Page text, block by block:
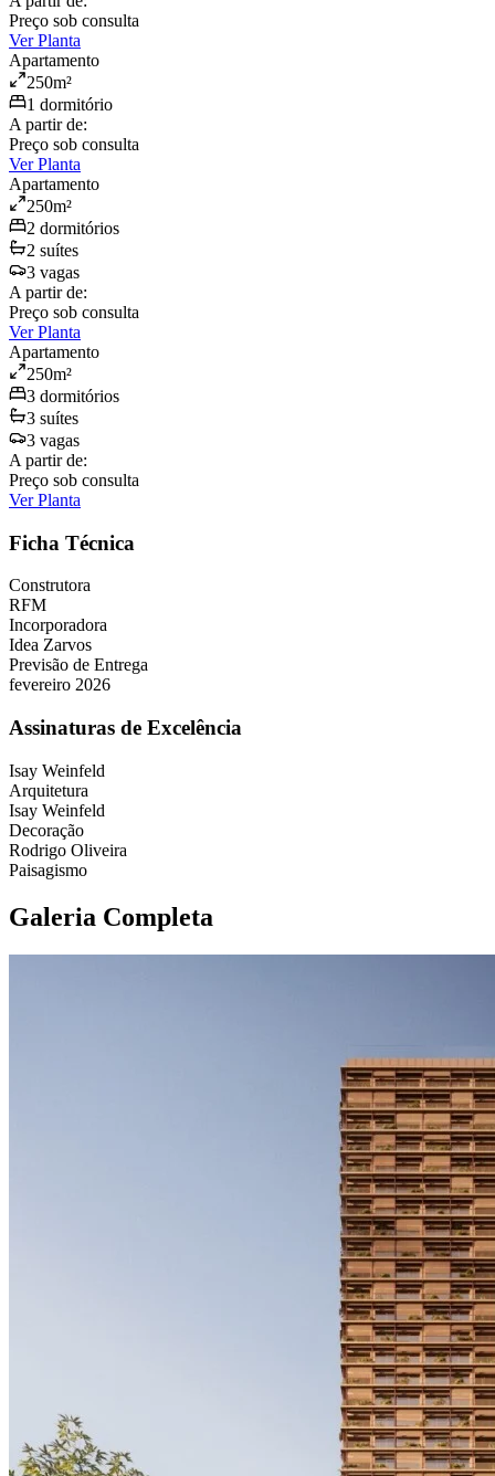
Preço sob consulta
Ver Planta
Apartamento
250m²
1 dormitório
A partir de:
Preço sob consulta
Ver Planta
Apartamento
250m²
2 dormitórios
2 suítes
3 vagas
A partir de:
Preço sob consulta
Ver Planta
Apartamento
250m²
3 dormitórios
3 suítes
3 vagas
A partir de:
Preço sob consulta
Ver Planta
Ficha Técnica
Construtora
RFM
Incorporadora
Idea Zarvos
Previsão de Entrega
fevereiro 2026
Assinaturas de Excelência
Isay Weinfeld
Arquitetura
Isay Weinfeld
Decoração
Rodrigo Oliveira
Paisagismo
Galeria Completa